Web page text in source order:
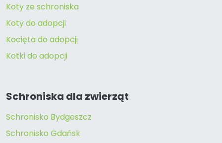
Koty ze schroniska
Koty do adopcji
Kocięta do adopcji
Kotki do adopcji
Schroniska dla zwierząt
Schronisko Bydgoszcz
Schronisko Gdańsk